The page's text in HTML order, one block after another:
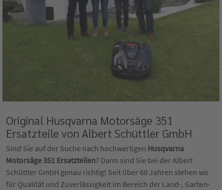
Original Husqvarna Motorsäge 351
Ersatzteile von Albert Schüttler GmbH
Sind Sie auf der Suche nach hochwertigen Husqvarna
Motorsäge 351 Ersatzteilen? Dann sind Sie bei der Albert
Schüttler GmbH genau richtig! Seit über 60 Jahren stehen wir
für Qualität und Zuverlässigkeit im Bereich der Land-, Garten-